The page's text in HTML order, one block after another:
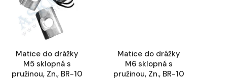
Matice do drážky
M5 sklopná s
pružinou, Zn., BR-10
Matice do drážky
M6 sklopná s
pružinou, Zn., BR-10